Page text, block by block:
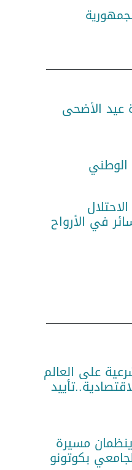
عيد الأضحى
في الأرواح
على العالم
مسيرة
بكوتونو